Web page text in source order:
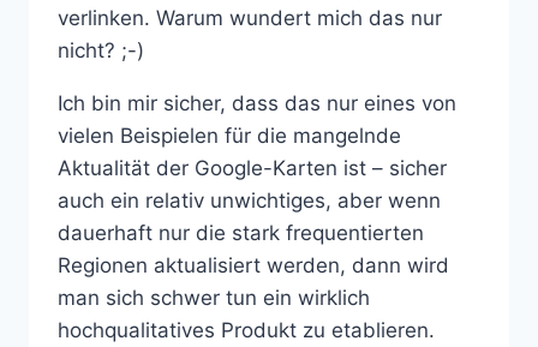
verlinken. Warum wundert mich das nur
nicht? ;-)
Ich bin mir sicher, dass das nur eines von
vielen Beispielen für die mangelnde
Aktualität der Google-Karten ist – sicher
auch ein relativ unwichtiges, aber wenn
dauerhaft nur die stark frequentierten
Regionen aktualisiert werden, dann wird
man sich schwer tun ein wirklich
hochqualitatives Produkt zu etablieren.